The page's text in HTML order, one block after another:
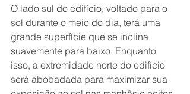
O lado sul do edifício, voltado para o
sol durante o meio do dia, terá uma
grande superfície que se inclina
suavemente para baixo. Enquanto
isso, a extremidade norte do edifício
será abobadada para maximizar sua